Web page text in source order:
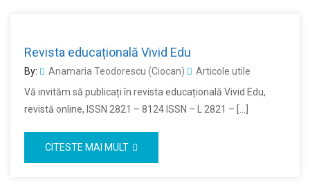
Revista educațională Vivid Edu
By: Anamaria Teodorescu (Ciocan)
Articole utile
Vă invităm să publicați în revista educațională Vivid Edu,
revistă online, ISSN 2821 – 8124 ISSN – L 2821 – […]
CITESTE MAI MULT